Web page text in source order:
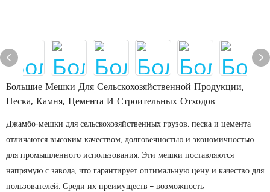
Большие Мешки Для Сельскохозяйственной Продукции,
Песка, Камня, Цемента И Строительных Отходов
Джамбо-мешки для сельскохозяйственных грузов, песка и цемента
отличаются высоким качеством, долговечностью и экономичностью
для промышленного использования. Эти мешки поставляются
напрямую с завода, что гарантирует оптимальную цену и качество для
пользователей. Среди их преимуществ – возможность